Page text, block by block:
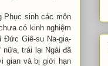
sinh các môn
có kinh nghiệm
Giê-su Na-gia-
nữa, trái lại Ngài đã
gian và bị giới hạn